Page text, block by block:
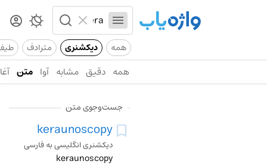
همه دیکشنری مترادف
همه دقیق مشابه آوا متن
جست‌وجوی متن
keraunoscopy
دیکشنری انگلیسی به فارسی
keraunoscopy